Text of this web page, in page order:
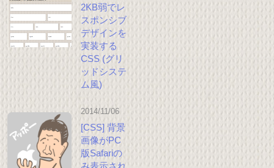
2KB弱でレ
スポンシブ
デザインを
実装する
CSS (グリ
ッドシステ
ム風)
2014/11/06
[CSS] 背景
画像がPC
版Safariの
み表示され